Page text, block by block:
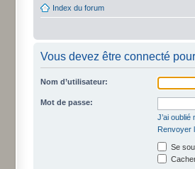
Index du forum
Vous devez être connecté
Nom d’utilisateur:
Mot de passe:
J’ai
Renvoyer
Se